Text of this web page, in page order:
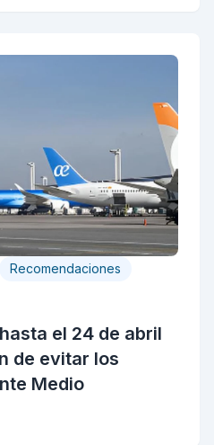
Recomendaciones
el 24 de abril
de evitar los
Medio